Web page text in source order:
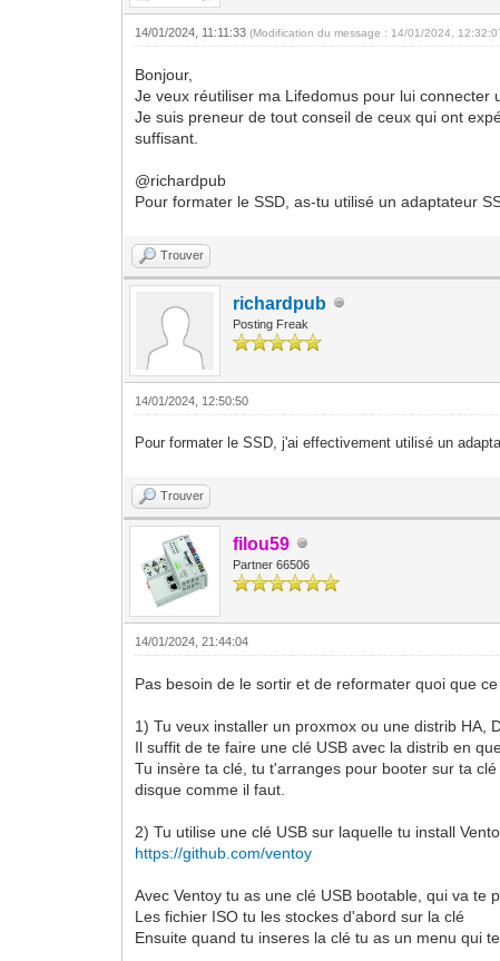
14/01/2024, 11:11:33(Modification du message : 14/01/2024,
Bonjour,
Je veux réutiliser ma Lifedomus pour lui connecter
Je suis preneur de tout conseil de ceux qui ont
suffisant.
@richardpub
Pour formater le SSD, as-tu utilisé un adaptateur
Trouver
richardpub
Posting Freak
14/01/2024, 12:50:50
Pour formater le SSD, j'ai effectivement utilisé un
Trouver
filou59
Partner 66506
14/01/2024, 21:44:04
Pas besoin de le sortir et de reformater quoi que ce
1) Tu veux installer un proxmox ou une distrib HA,
Il suffit de te faire une clé USB avec la distrib en
Tu insère ta clé, tu t'arranges pour booter sur ta
disque comme il faut.
2) Tu utilise une clé USB sur laquelle tu install
https://github.com/ventoy
Avec Ventoy tu as une clé USB bootable, qui va te
Les fichier ISO tu les stockes d'abord sur la clé
Ensuite quand tu inseres la clé tu as un menu qui